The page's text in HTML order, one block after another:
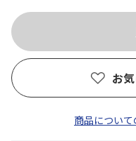
お
商品につい